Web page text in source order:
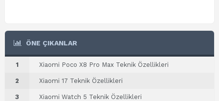
ÖNE ÇIKANLAR
1 Xiaomi Poco X8 Pro Max Teknik Özellikleri
2 Xiaomi 17 Teknik Özellikleri
3 Xiaomi Watch 5 Teknik Özellikleri